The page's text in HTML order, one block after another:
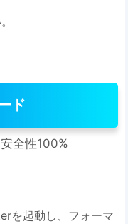
ド
安全性100%
を起動し、フォーマ